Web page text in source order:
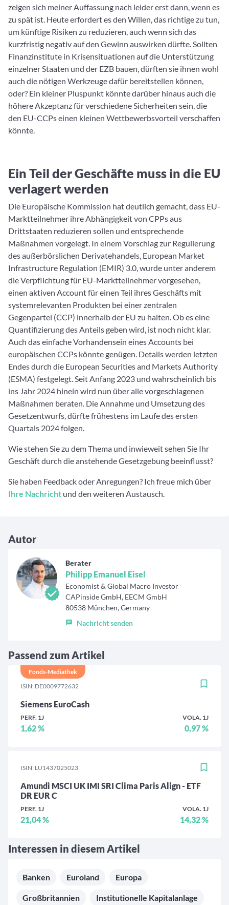
zeigen sich meiner Auffassung nach leider erst dann, wenn es
zu spät ist. Heute erfordert es den Willen, das richtige zu tun,
um künftige Risiken zu reduzieren, auch wenn sich das
kurzfristig negativ auf den Gewinn auswirken dürfte. Sollten
Finanzinstitute in Krisensituationen auf die Unterstützung
einzelner Staaten und der EZB bauen, dürften sie ihnen wohl
auch die nötigen Werkzeuge dafür bereitstellen können,
oder? Ein kleiner Pluspunkt könnte darüber hinaus auch die
höhere Akzeptanz für verschiedene Sicherheiten sein, die
den EU-CCPs einen kleinen Wettbewerbsvorteil verschaffen
könnte.
Ein Teil der Geschäfte muss in die EU
verlagert werden
Die Europäische Kommission hat deutlich gemacht, dass EU-
Marktteilnehmer ihre Abhängigkeit von CPPs aus
Drittstaaten reduzieren sollen und entsprechende
Maßnahmen vorgelegt. In einem Vorschlag zur Regulierung
des außerbörslichen Derivatehandels, European Market
Infrastructure Regulation (EMIR) 3.0, wurde unter anderem
die Verpflichtung für EU-Marktteilnehmer vorgesehen,
einen aktiven Account für einen Teil ihres Geschäfts mit
systemrelevanten Produkten bei einer zentralen
Gegenpartei (CCP) innerhalb der EU zu halten. Ob es eine
Quantifizierung des Anteils geben wird, ist noch nicht klar.
Auch das einfache Vorhandensein eines Accounts bei
europäischen CCPs könnte genügen. Details werden letzten
Endes durch die European Securities and Markets Authority
(ESMA) festgelegt. Seit Anfang 2023 und wahrscheinlich bis
ins Jahr 2024 hinein wird nun über alle vorgeschlagenen
Maßnahmen beraten. Die Annahme und Umsetzung des
Gesetzentwurfs, dürfte frühestens im Laufe des ersten
Quartals 2024 folgen.
Wie stehen Sie zu dem Thema und inwieweit sehen Sie Ihr
Geschäft durch die anstehende Gesetzgebung beeinflusst?
Sie haben Feedback oder Anregungen? Ich freue mich über
Ihre Nachricht und den weiteren Austausch.
Autor
Berater
Philipp Emanuel Eisel
Economist & Global Macro Investor
CAPinside GmbH, EECM GmbH
80538 München, Germany
Nachricht senden
Passend zum Artikel
ISIN: DE0009772632
Siemens EuroCash
PERF. 1J
1,62 %
VOLA. 1J
0,97 %
Fonds-Mediathek
ISIN: LU1437025023
Amundi MSCI UK IMI SRI Clima Paris Align - ETF
DR EUR C
PERF. 1J
21,04 %
VOLA. 1J
14,32 %
Interessen in diesem Artikel
Banken Euroland Europa
Großbritannien Institutionelle Kapitalanlage